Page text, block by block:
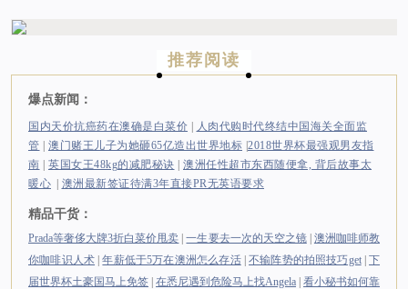
推荐阅读
爆点新闻：
国内天价抗癌药在澳确是白菜价 | 人肉代购时代终结中国海关全面监
管 | 澳门赌王儿子为她砸65亿造出世界地标 |2018世界杯最强观男友指
南 | 英国女王48kg的减肥秘诀 | 澳洲任性超市东西随便拿, 背后故事太
暖心 | 澳洲最新签证待满3年直接PR无英语要求
精品干货：
Prada等奢侈大牌3折白菜价甩卖 |一生要去一次的天空之镜| 澳洲咖啡师教
你咖啡识人术 |年薪低于5万在澳洲怎么存活|不输阵势的拍照技巧get|下
届世界杯土豪国马上免签 | 在悉尼遇到危险马上找Angela | 看小秘书如何靠